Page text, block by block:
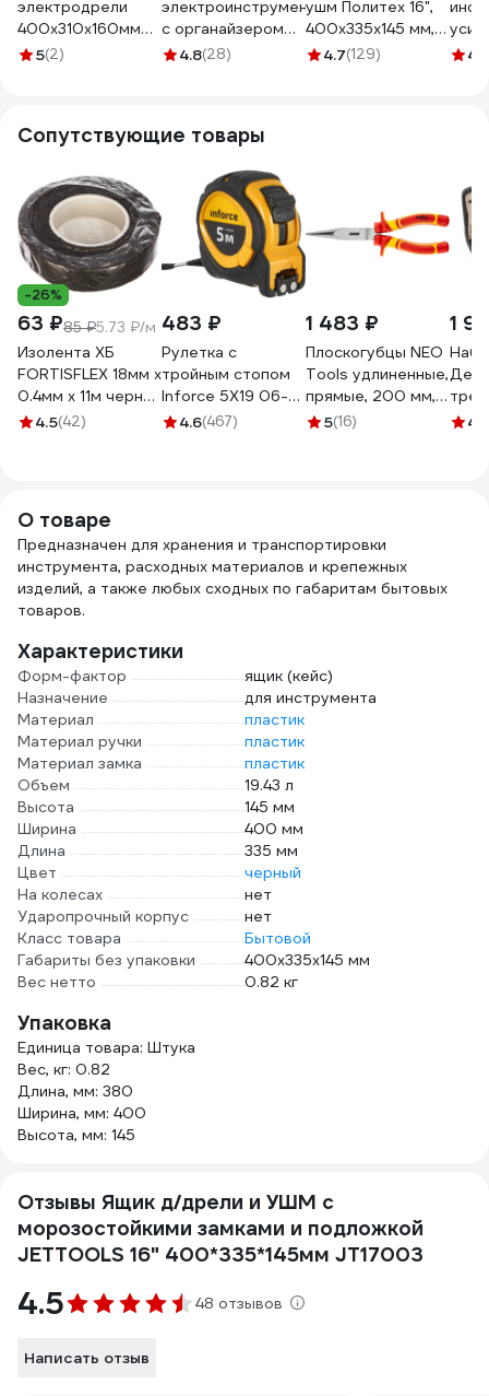
электродрели
400х310х160мм
Gigant GDC-16
5(2)
электроинструментов
с органайзером
401x352x156мм
4.8(28)
ушм Политех 16",
400х335х145 мм, с
морозостойкими
4.7(129) 4.8
Сопутствующие товары
-26%
63 ₽85 ₽5.73 ₽/м
Изолента ХБ
FORTISFLEX 18мм х
0.4мм х 11м черная
71242
4.5(42)
483 ₽
Рулетка с
тройным стопом
Inforce 5Х19 06-
11-70
4.6(467)
1 483 ₽
Плоскогубцы NEO
Tools удлиненные,
прямые, 200 мм,
1000V, CrV,
5(16)
1
4.8
О товаре
Предназначен для хранения и транспортировки
инструмента, расходных материалов и крепежных
изделий, а также любых сходных по габаритам бытовых
товаров.
Характеристики
Форм-фактор
ящик (кейс)
Назначение
для инструмента
Материал
пластик
Материал ручки
пластик
Материал замка
пластик
Объем
19.43 л
Высота
145 мм
Ширина
400 мм
Длина
335 мм
Цвет
черный
На колесах
нет
Ударопрочный корпус
нет
Класс товара
Бытовой
Габариты без упаковки
400х335х145 мм
Вес нетто
0.82 кг
Упаковка
Единица товара: Штука
Вес, кг: 0.82
Длина, мм: 380
Ширина, мм: 400
Высота, мм: 145
Отзывы Ящик д/дрели и УШМ с
морозостойкими замками и подложкой
JETTOOLS 16" 400*335*145мм JT17003
4.5 48 отзывов
Написать отзыв